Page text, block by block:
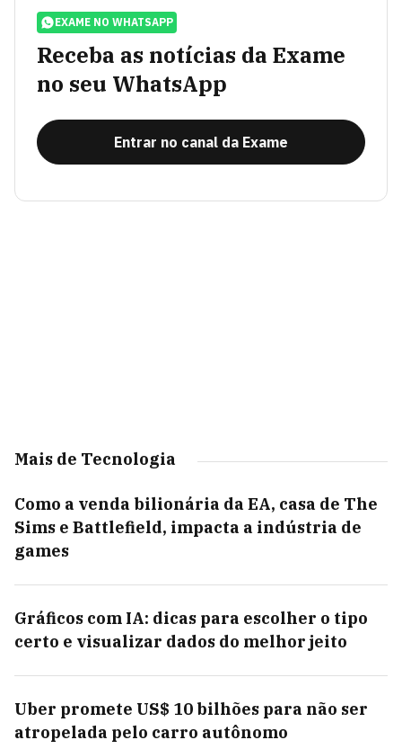
EXAME NO WHATSAPP
Receba as notícias da Exame
no seu WhatsApp
Entrar no canal da Exame
Mais de Tecnologia
Como a venda bilionária da EA, casa de The
Sims e Battlefield, impacta a indústria de
games
Gráficos com IA: dicas para escolher o tipo
certo e visualizar dados do melhor jeito
Uber promete US$ 10 bilhões para não ser
atropelada pelo carro autônomo